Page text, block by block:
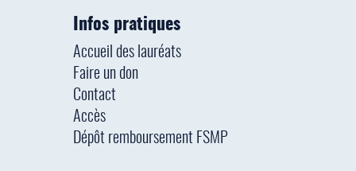
Infos pratiques
Accueil des lauréats
Faire un don
Contact
Accès
Dépôt remboursement FSMP